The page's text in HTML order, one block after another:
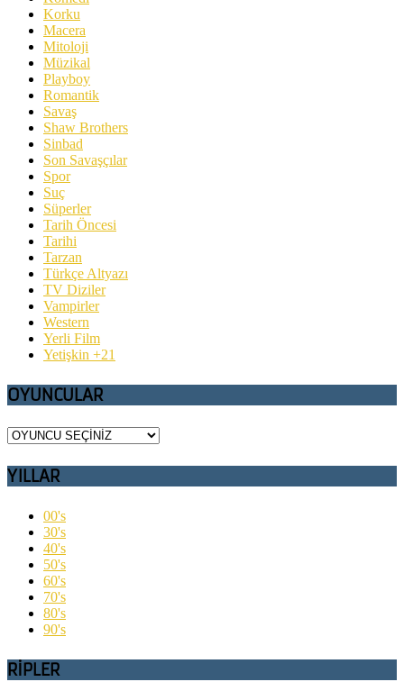
Korku
Macera
Mitoloji
Müzikal
Playboy
Romantik
Savaş
Shaw Brothers
Sinbad
Son Savaşçılar
Spor
Suç
Süperler
Tarih Öncesi
Tarihi
Tarzan
Türkçe Altyazı
TV Diziler
Vampirler
Western
Yerli Film
Yetişkin +21
OYUNCULAR
YILLAR
00's
30's
40's
50's
60's
70's
80's
90's
RİPLER